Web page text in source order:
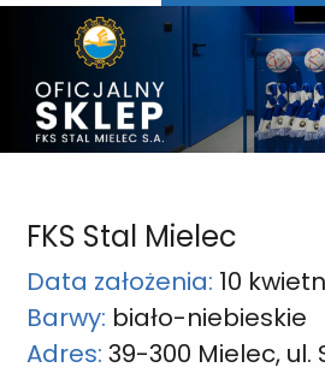
FKS Stal Mielec
Data założenia: 10
Barwy: biało-niebieskie
Adres: 39-300 Mielec, ul.